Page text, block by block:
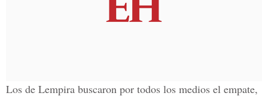
Los de Lempira buscaron por todos los medios el empate,